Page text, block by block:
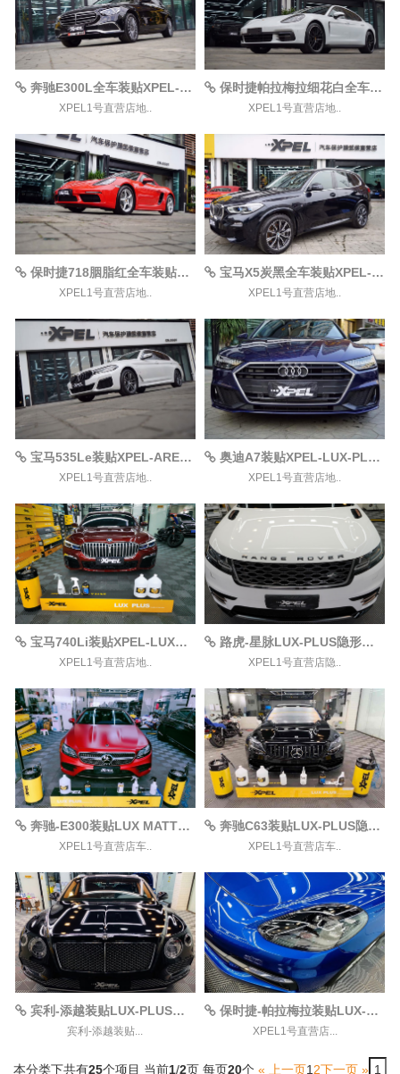
奔驰E300L全车装贴XPEL-ARES案例
XPEL1号直营店地..
保时捷帕拉梅拉细花白全车装贴XPEL-LUX-PLUS案例
XPEL1号直营店地..
保时捷718胭脂红全车装贴XPEL-ARES案例
XPEL1号直营店地..
宝马X5炭黑全车装贴XPEL-LUX-PLUS案例
XPEL1号直营店地..
宝马535Le装贴XPEL-ARES案例
XPEL1号直营店地..
奥迪A7装贴XPEL-LUX-PLUS案例
XPEL1号直营店地..
宝马740Li装贴XPEL-LUX案例
XPEL1号直营店地..
路虎-星脉LUX-PLUS隐形车衣案例赏析
XPEL1号直营店隐..
奔驰-E300装贴LUX MATTE（哑光）隐形车衣案例赏析
XPEL1号直营店车..
奔驰C63装贴LUX-PLUS隐形车衣案例赏析
XPEL1号直营店车..
宾利-添越装贴LUX-PLUS隐形车衣案例赏析
宾利-添越装贴...
保时捷-帕拉梅拉装贴LUX-PLUS隐形车衣案例赏析
XPEL1号直营店...
本分类下共有25个项目 当前1/2页 每页20个 « 上一页1 2下一页 »